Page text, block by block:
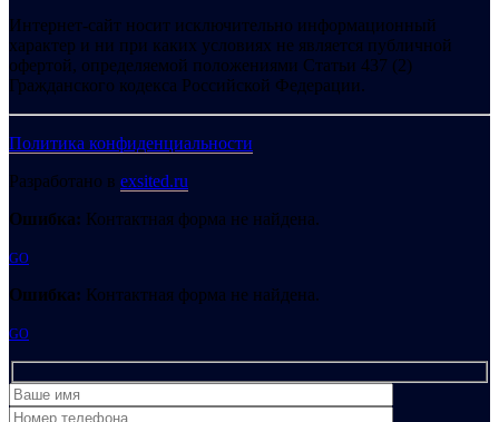
Интернет-сайт носит исключительно информационный
характер и ни при каких условиях не является публичной
офертой, определяемой положениями Статьи 437 (2)
Гражданского кодекса Российской Федерации.
Политика конфиденциальности
Разработано в exsited.ru
Ошибка: Контактная форма не найдена.
GO
Ошибка: Контактная форма не найдена.
GO